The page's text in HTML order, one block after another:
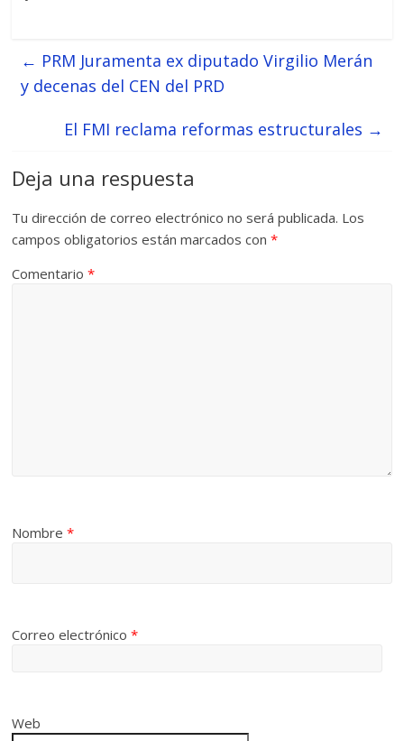
← PRM Juramenta ex diputado Virgilio Merán
y decenas del CEN del PRD
El FMI reclama reformas estructurales →
Deja una respuesta
Tu dirección de correo electrónico no será publicada. Los
campos obligatorios están marcados con*
Comentario*
Nombre*
Correo electrónico*
Web